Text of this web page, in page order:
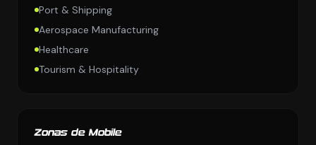
Port & Shipping
Aerospace Manufacturing
Healthcare
Tourism & Hospitality
Zonas de Mobile